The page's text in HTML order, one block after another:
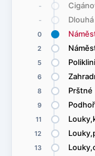
-
-
0
2
5
6
8
9
11
12
13